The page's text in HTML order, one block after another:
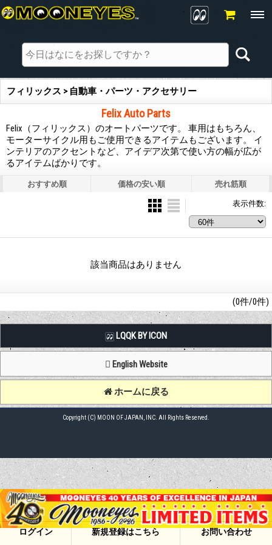
ログイン 新規登録はこちら お問い合わせ
フィリックス > 自動車・パーツ・アクセサリー
Felix Auto Parts
Felix（フィリックス）のオートパーツです。 車用はもちろん、
モーターサイクル用もご使用できるアイテムもございます。 イ
ンテリアのアクセントなど、アイデア次第で使い方の幅が広が
るアイテムばかりです。
おすすめ順 価格の安い順 売れ筋順
表示件数:
該当商品はありません
(0件/0件)
LQQK BY ICON
English Website
ホームに戻る
Copyright (C) MOON OF JAPAN, INC. All Rights Reserved.